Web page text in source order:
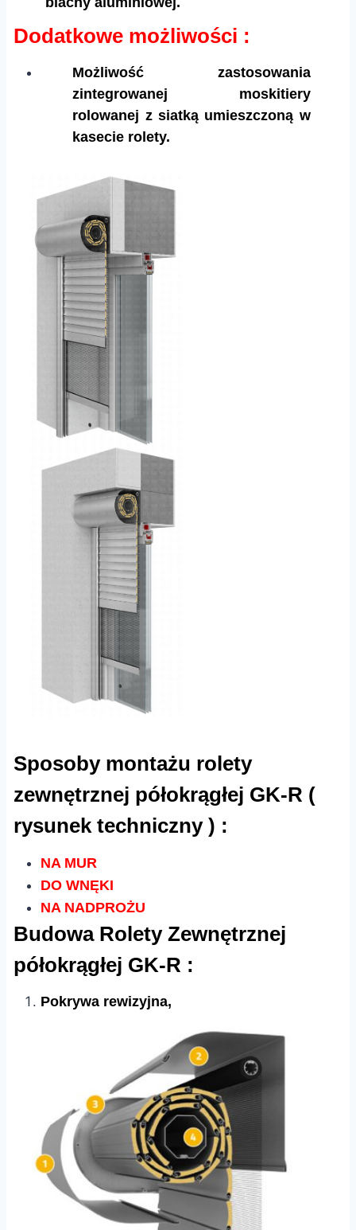
Dodatkowe możliwości :
Możliwość zastosowania
zintegrowanej moskitiery
rolowanej z siatką umieszczoną w
kasecie rolety.
Sposoby montażu rolety
zewnętrznej półokrągłej GK-R (
rysunek techniczny ) :
NA MUR
DO WNĘKI
NA NADPROŻU
Budowa Rolety Zewnętrznej
półokrągłej GK-R :
Pokrywa rewizyjna,